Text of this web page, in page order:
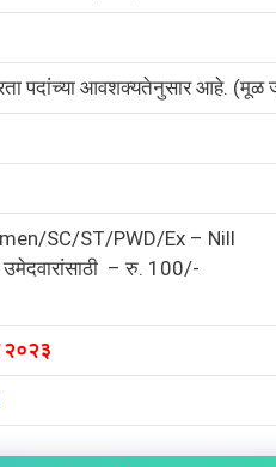
पदांच्या आवशक्यतेनुसार आहे. (मूळ
SC/ST/PWD/Ex – Nill
– रु. 100/-
२०२३